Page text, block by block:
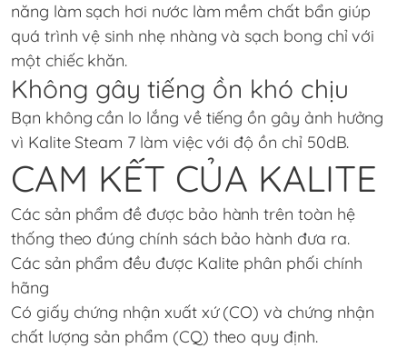
năng làm sạch hơi nước làm mềm chất bẩn giúp
quá trình vệ sinh nhẹ nhàng và sạch bong chỉ với
một chiếc khăn.
Không gây tiếng ồn khó chịu
Bạn không cần lo lắng về tiếng ồn gây ảnh hưởng
vì Kalite Steam 7 làm việc với độ ồn chỉ 50dB.
CAM KẾT CỦA KALITE
Các sản phẩm đề được bảo hành trên toàn hệ
thống theo đúng chính sách bảo hành đưa ra.
Các sản phẩm đều được Kalite phân phối chính
hãng
Có giấy chứng nhận xuất xứ (CO) và chứng nhận
chất lượng sản phẩm (CQ) theo quy định.